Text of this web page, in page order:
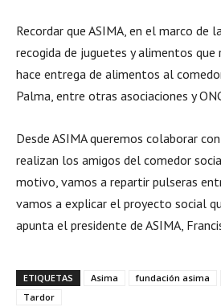
Recordar que ASIMA, en el marco de
recogida de juguetes y alimentos que
hace entrega de alimentos al
Palma, entre otras asociaciones y
Desde ASIMA queremos colaborar
realizan los amigos del comedor
motivo, vamos a repartir pulseras
vamos a explicar el proyecto social
apunta el presidente de ASIMA,
ETIQUETAS Asima fundación asima
Tardor